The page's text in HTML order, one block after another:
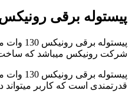
with
fake
anna
bell
teasing
in
پیستوله برقی رونیکس 130 وات مدل
شرکت رونیکس میباشد که
قدرتمندی است که کاربر